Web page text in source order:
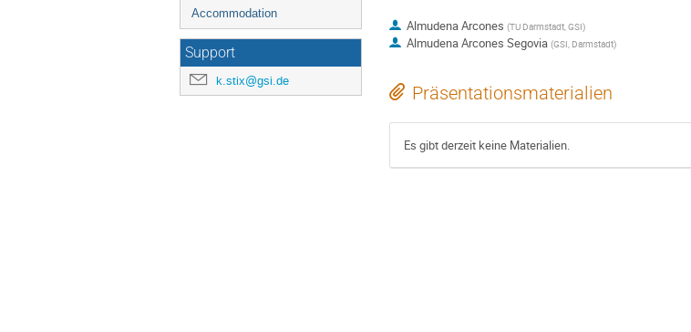
Accommodation
Support
k.stix@gsi.de
Almudena Arcones (TU Darmstadt, GSI)
Almudena Arcones Segovia (GSI, Darmstadt)
Präsentationsmaterialien
Es gibt derzeit keine Materialien.